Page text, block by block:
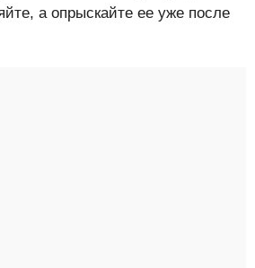
а опрыскайте ее уже после